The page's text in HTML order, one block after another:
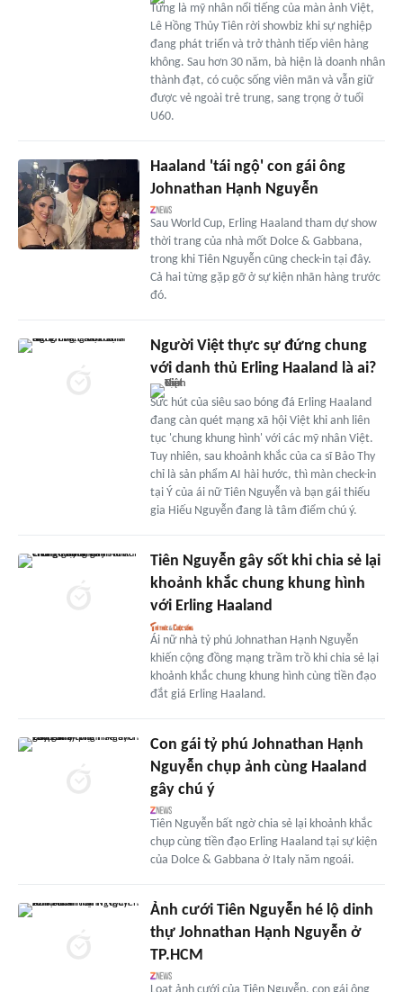
Từng là mỹ nhân nổi tiếng của màn ảnh Việt,
Lê Hồng Thủy Tiên rời showbiz khi sự nghiệp
đang phát triển và trở thành tiếp viên hàng
không. Sau hơn 30 năm, bà hiện là doanh nhân
thành đạt, có cuộc sống viên mãn và vẫn giữ
được vẻ ngoài trẻ trung, sang trọng ở tuổi
U60.
Haaland 'tái ngộ' con gái ông
Johnathan Hạnh Nguyễn
Sau World Cup, Erling Haaland tham dự show
thời trang của nhà mốt Dolce & Gabbana,
trong khi Tiên Nguyễn cũng check-in tại đây.
Cả hai từng gặp gỡ ở sự kiện nhãn hàng trước
đó.
Người Việt thực sự đứng chung
với danh thủ Erling Haaland là ai?
Sức hút của siêu sao bóng đá Erling Haaland
đang càn quét mạng xã hội Việt khi anh liên
tục 'chung khung hình' với các mỹ nhân Việt.
Tuy nhiên, sau khoảnh khắc của ca sĩ Bảo Thy
chỉ là sản phẩm AI hài hước, thì màn check-in
tại Ý của ái nữ Tiên Nguyễn và bạn gái thiếu
gia Hiếu Nguyễn đang là tâm điểm chú ý.
Tiên Nguyễn gây sốt khi chia sẻ lại
khoảnh khắc chung khung hình
với Erling Haaland
Ái nữ nhà tỷ phú Johnathan Hạnh Nguyễn
khiến cộng đồng mạng trầm trồ khi chia sẻ lại
khoảnh khắc chung khung hình cùng tiền đạo
đắt giá Erling Haaland.
Con gái tỷ phú Johnathan Hạnh
Nguyễn chụp ảnh cùng Haaland
gây chú ý
Tiên Nguyễn bất ngờ chia sẻ lại khoảnh khắc
chụp cùng tiền đạo Erling Haaland tại sự kiện
của Dolce & Gabbana ở Italy năm ngoái.
Ảnh cưới Tiên Nguyễn hé lộ dinh
thự Johnathan Hạnh Nguyễn ở
TP.HCM
Loạt ảnh cưới của Tiên Nguyễn, con gái ông